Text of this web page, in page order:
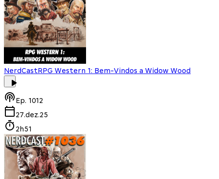
NerdCastRPG Western 1: Bem-Vindos a Widow Wood
Ep. 1012
27.dez.25
2h51